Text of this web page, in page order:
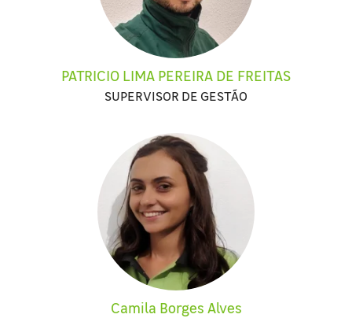
PATRICIO LIMA PEREIRA DE FREITAS
SUPERVISOR DE GESTÃO
Camila Borges Alves